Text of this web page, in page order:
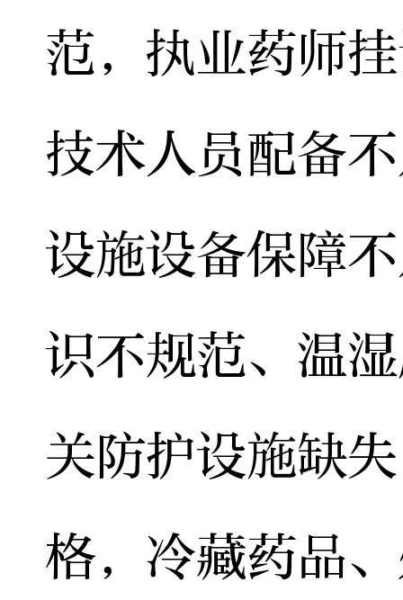
范，执业药师
技术人员配备
设施设备保障
识不规范、温
关防护设施缺
格，冷藏药品